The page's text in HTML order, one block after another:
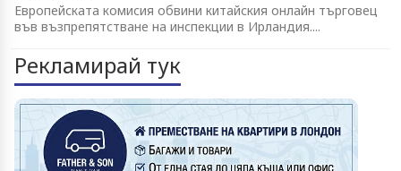
Европейската комисия обвини китайския онлайн търговец
във възпрепятстване на инспекции в Ирландия....
Рекламирай тук